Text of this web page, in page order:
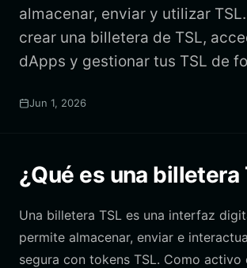
almacenar, enviar y utilizar
crear una billetera de TSL,
dApps y gestionar tus TSL de
Jun 1, 2026
¿Qué es una billetera
Una billetera TSL es una interfaz
permite almacenar, enviar e
segura con tokens TSL. Como